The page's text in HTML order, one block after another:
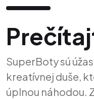
SuperBoty sú
kreatívnej duše,
úplnou náhodou.